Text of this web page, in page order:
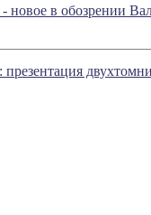
новое в обозрении